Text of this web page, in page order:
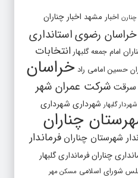
اخبار مشهد اخبار چناران
خراسان رضویاستانداری
امام جمعه گلبهار انتخابات
حسین امامی راد خراسان
سرقت شرکت عمران شهر
شهردار گلبهار شهرداری شهرداری
چناران
شهرستان چناران فرماندار
چنارانفرمانداری گلبهار
شورای اسلامی مسکن مهر